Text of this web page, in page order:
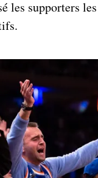
les supporters